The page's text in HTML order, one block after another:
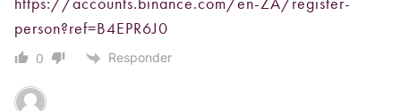
person?ref=B4EPR6J0
0 Responder